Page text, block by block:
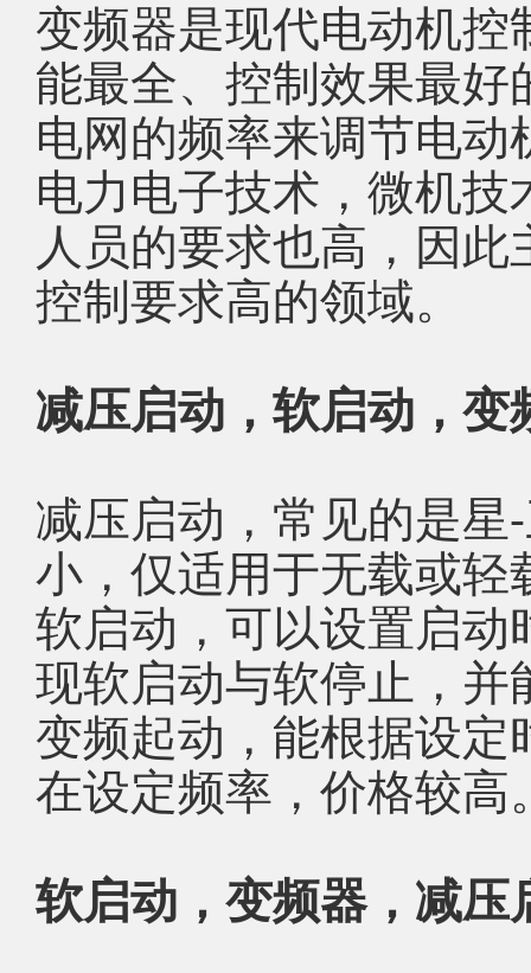
变频器是现代电动机
能最全、控制效果最
电网的频率来调节电
电力电子技术，微机
人员的要求也高，因
控制要求高的领域。
减压启动，软启动，
减压启动，常见的是
小，仅适用于无载或
软启动，可以设置启
现软启动与软停止，
变频起动，能根据设
在设定频率，价格较高
软启动，变频器，减